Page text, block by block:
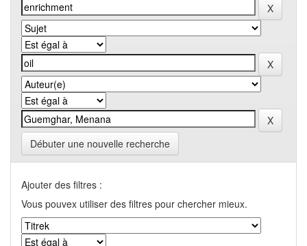
Débuter une nouvelle recherche
Ajouter des filtres :
Vous pouvex utiliser des filtres pour chercher mieux.